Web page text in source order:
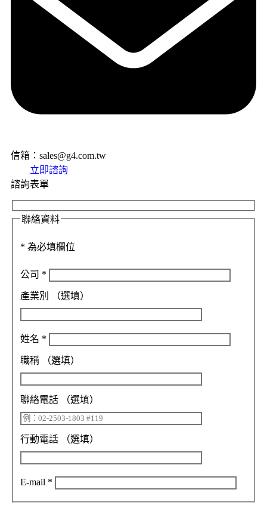
信箱：sales@g4.com.tw
立即諮詢
諮詢表單
聯絡資料
* 為必填欄位
公司 *
產業別 （選填）
姓名 *
職稱 （選填）
聯絡電話 （選填）
行動電話 （選填）
E-mail *